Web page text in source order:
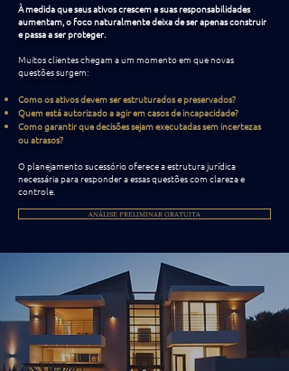
À medida que seus ativos crescem e suas responsabilidades
aumentam, o foco naturalmente deixa de ser apenas construir
e passa a ser proteger.
Muitos clientes chegam a um momento em que novas
questões surgem:
Como os ativos devem ser estruturados e preservados?
Quem está autorizado a agir em casos de incapacidade?
Como garantir que decisões sejam executadas sem incertezas
ou atrasos?
O planejamento sucessório oferece a estrutura jurídica
necessária para responder a essas questões com clareza e
controle.
ANÁLISE PRELIMINAR GRATUITA